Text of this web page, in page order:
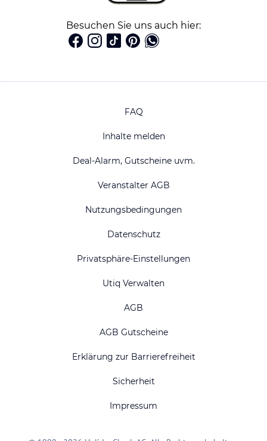
Besuchen Sie uns auch hier:
FAQ
Inhalte melden
Deal-Alarm, Gutscheine uvm.
Veranstalter AGB
Nutzungsbedingungen
Datenschutz
Privatsphäre-Einstellungen
Utiq Verwalten
AGB
AGB Gutscheine
Erklärung zur Barrierefreiheit
Sicherheit
Impressum